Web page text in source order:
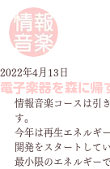
電子楽器を森に帰
2022年4月13日
情報音楽コースは引
す。
今年は再生エネルギ
開発をスタートして
最小限のエネルギー